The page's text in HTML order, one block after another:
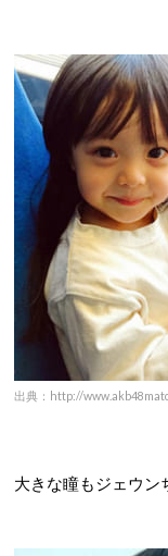
出典：http://
大きな瞳もジェウン